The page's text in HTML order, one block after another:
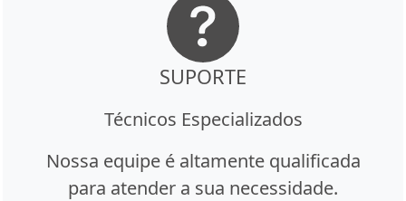
SUPORTE
Técnicos Especializados
Nossa equipe é altamente qualificada
para atender a sua necessidade.